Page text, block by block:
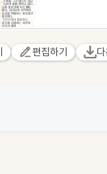
편집하기